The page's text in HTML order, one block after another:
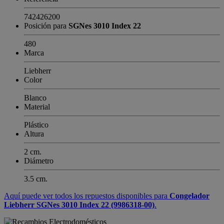
742426200
Posición para SGNes 3010 Index 22
480
Marca
Liebherr
Color
Blanco
Material
Plástico
Altura
2 cm.
Diámetro
3.5 cm.
Aquí puede ver todos los repuestos disponibles para Congelador
Liebherr SGNes 3010 Index 22 (9986318-00).